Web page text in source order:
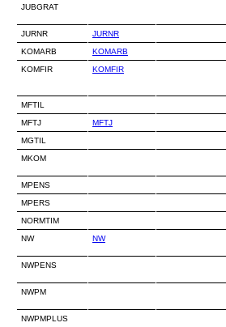
JUBGRAT
JURNR
JURNR
KOMARB
KOMARB
KOMFIR
KOMFIR
MFTIL
MFTJ
MFTJ
MGTIL
MKOM
MPENS
MPERS
NORMTIM
NW
NW
NWPENS
NWPM
NWPMPLUS